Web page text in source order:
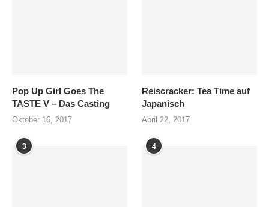
Pop Up Girl Goes The
TASTE V – Das Casting
Oktober 16, 2017
Reiscracker: Tea Time auf
Japanisch
April 22, 2017
3 4